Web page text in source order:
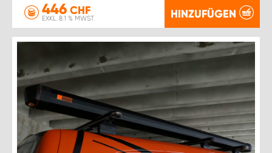
446 CHF
EXKL. 8.1 % MWST. HINZUFÜGEN